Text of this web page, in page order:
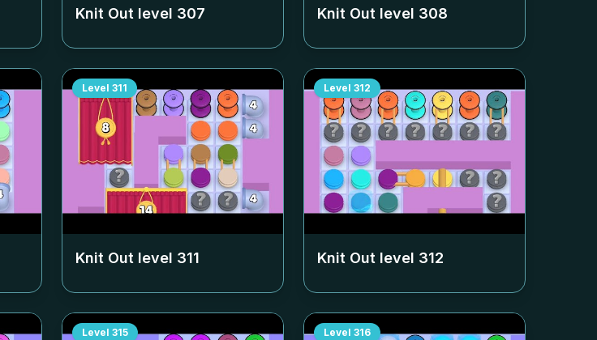
Knit Out level 307 Knit Out level 308
Level 311
Knit Out level 311
Level 312
Knit Out level 312
Level 315 Level 316